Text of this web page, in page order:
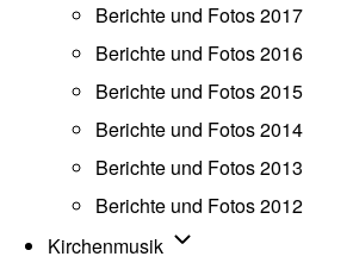
Berichte und Fotos 2017
Berichte und Fotos 2016
Berichte und Fotos 2015
Berichte und Fotos 2014
Berichte und Fotos 2013
Berichte und Fotos 2012
Kirchenmusik Unternavigation von